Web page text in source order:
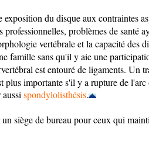
exposition du disque aux contraintes
problèmes de santé
vertébrale et la capacité des
famille sans qu'il y aie une
est entouré de ligaments. Un
importante s'il y a rupture de
spondylolisthésis.
siège de bureau pour ceux qui